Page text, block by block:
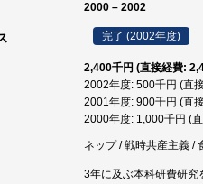
2000 – 2002
完了 (2002年度)
2,400千円 (直接経費:
2002年度: 500千円 (直
2001年度: 900千円 (直
2000年度: 1,000千円 (
ネップ / 戦時共産主義 /
3年に及ぶ本科研費研究